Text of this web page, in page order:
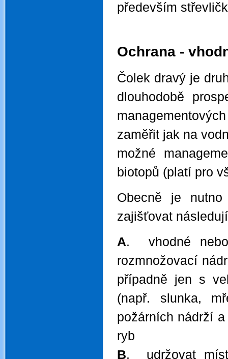
především
Ochrana -
Čolek dravý je
dlouhodobě
zaměřit jak na
možné
biotopů (platí pro
Obecně je
zajišťovat
A. vhodné nebo
rozmnožovací
případně jen s
(např. slunka,
požárních nádrží
ryb
B. udržovat